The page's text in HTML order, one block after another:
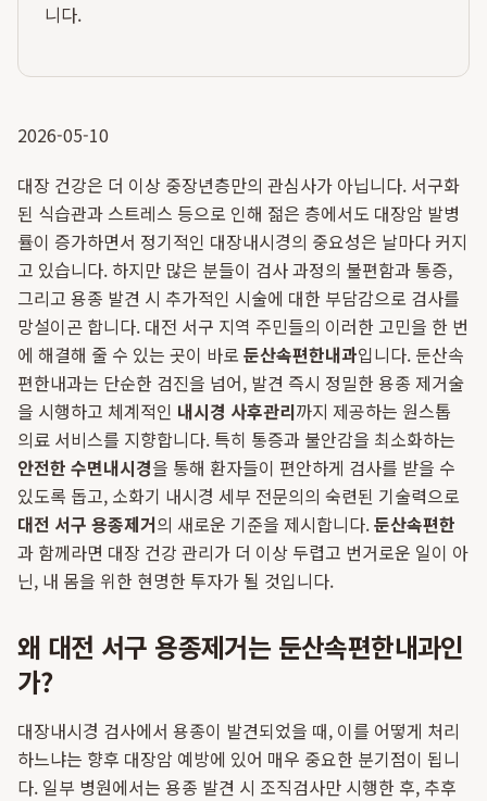
니다.
2026-05-10
대장 건강은 더 이상 중장년층만의 관심사가 아닙니다. 서구화
된 식습관과 스트레스 등으로 인해 젊은 층에서도 대장암 발병
률이 증가하면서 정기적인 대장내시경의 중요성은 날마다 커지
고 있습니다. 하지만 많은 분들이 검사 과정의 불편함과 통증,
그리고 용종 발견 시 추가적인 시술에 대한 부담감으로 검사를
망설이곤 합니다. 대전 서구 지역 주민들의 이러한 고민을 한 번
에 해결해 줄 수 있는 곳이 바로 둔산속편한내과입니다. 둔산속
편한내과는 단순한 검진을 넘어, 발견 즉시 정밀한 용종 제거술
을 시행하고 체계적인 내시경 사후관리까지 제공하는 원스톱
의료 서비스를 지향합니다. 특히 통증과 불안감을 최소화하는
안전한 수면내시경을 통해 환자들이 편안하게 검사를 받을 수
있도록 돕고, 소화기 내시경 세부 전문의의 숙련된 기술력으로
대전 서구 용종제거의 새로운 기준을 제시합니다.둔산속편한
과 함께라면 대장 건강 관리가 더 이상 두렵고 번거로운 일이 아
닌, 내 몸을 위한 현명한 투자가 될 것입니다.
왜 대전 서구 용종제거는 둔산속편한내과인
가?
대장내시경 검사에서 용종이 발견되었을 때, 이를 어떻게 처리
하느냐는 향후 대장암 예방에 있어 매우 중요한 분기점이 됩니
다. 일부 병원에서는 용종 발견 시 조직검사만 시행한 후, 추후